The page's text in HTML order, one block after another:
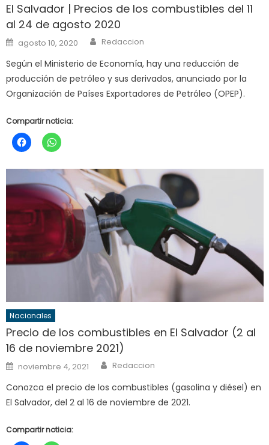
El Salvador | Precios de los combustibles del 11
al 24 de agosto 2020
Posted
on
agosto 10, 2020 Author
Redaccion
Según el Ministerio de Economía, hay una reducción de
producción de petróleo y sus derivados, anunciado por la
Organización de Países Exportadores de Petróleo (OPEP).
Compartir noticia:
Nacionales
Precio de los combustibles en El Salvador (2 al
16 de noviembre 2021)
Posted
on
noviembre 4, 2021 Author
Redaccion
Conozca el precio de los combustibles (gasolina y diésel) en
El Salvador, del 2 al 16 de noviembre de 2021.
Compartir noticia: